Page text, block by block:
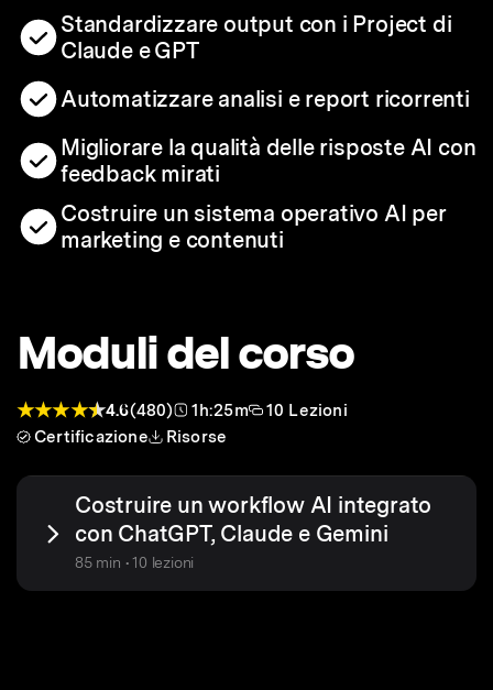
Standardizzare output con i Project di
Claude e GPT
Automatizzare analisi e report ricorrenti
Migliorare la qualità delle risposte AI con
feedback mirati
Costruire un sistema operativo AI per
marketing e contenuti
Moduli del corso
4.6(480) 1h:25m
10 Lezioni
Certificazione
Risorse
Costruire un workflow AI integrato
con ChatGPT, Claude e Gemini
85 min • 10 lezioni